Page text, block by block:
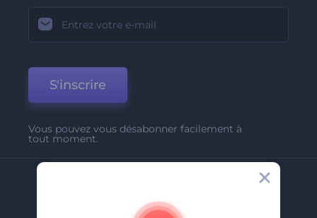
S'inscrire
Vous pouvez vous désabonner facilement à
tout moment.
A Propos De Nous